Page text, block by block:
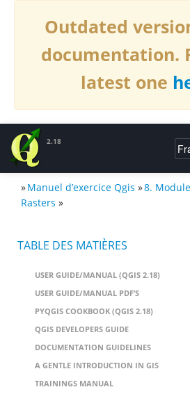
Outdated
documentation.
latest one
2.18
DOCUMENTATION DE QGIS2.18
»Manuel d’exercice Qgis »8.
Rasters »
TABLE DES MATIÈRES
USER GUIDE/MANUAL (QGIS 2.18)
USER GUIDE/MANUAL PDF’S
PYQGIS COOKBOOK (QGIS 2.18)
QGIS DEVELOPERS GUIDE
DOCUMENTATION GUIDELINES
A GENTLE INTRODUCTION IN GIS
TRAININGS MANUAL